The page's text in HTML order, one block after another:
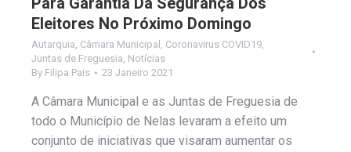
Eleitores No Próximo Domingo
Autarquia, Câmara Municipal , Coronavirus COVID19,
Juntas de Freguesia, Notícias
By Filipa Pais 23 Janeiro 2021
A Câmara Municipal e as Juntas de Freguesia de
todo o Município de Nelas levaram a efeito um
conjunto de iniciativas que visaram aumentar os